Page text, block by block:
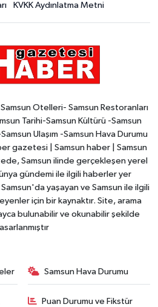
KVKK Aydınlatma Metni
Otelleri- Samsun Restoranları
Tarihi-Samsun Kültürü -Samsun
Ulaşım -Samsun Hava Durumu
gazetesi | Samsun haber | Samsun
Samsun ilinde gerçekleşen yerel
gündemi ile ilgili haberler yer
yaşayan ve Samsun ile ilgili
için bir kaynaktır. Site, arama
bulunabilir ve okunabilir şekilde
Samsun Hava Durumu
Puan Durumu ve Fikstür